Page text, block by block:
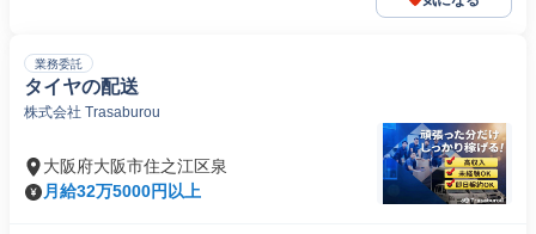
業務委託
タイヤの配送
株式会社 Trasaburou
大阪府大阪市住之江区泉
月給32万5000円以上